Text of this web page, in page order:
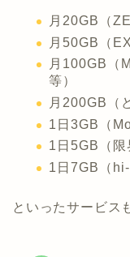
月20GB（
月50GB（
月100GB（
等）
月200GB（
1日3GB（
1日5GB（限
1日7GB（
といったサービス